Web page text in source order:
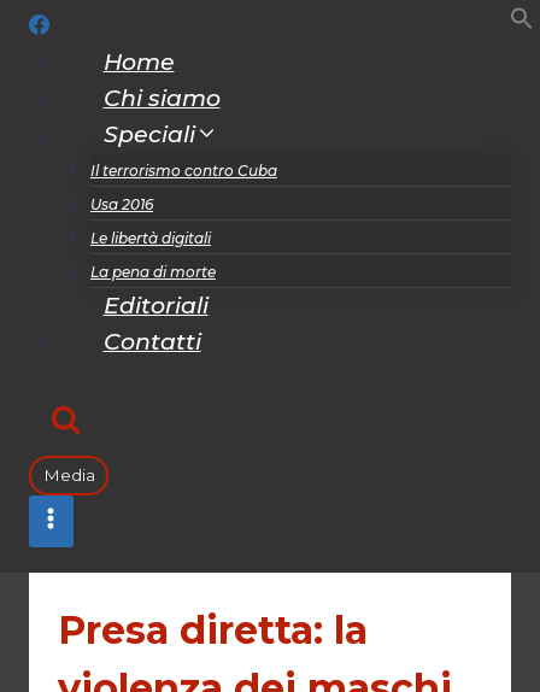
Salta
contenuto
Home
Chi siamo
Speciali
Il terrorismo contro Cuba
Usa 2016
Le libertà digitali
La pena di morte
Editoriali
Contatti
Media
Presa diretta: la